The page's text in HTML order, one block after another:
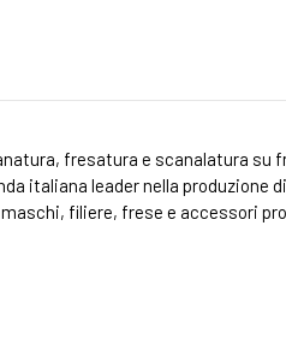
fresatura e scanalatura
italiana leader nella
filiere, frese e accessori